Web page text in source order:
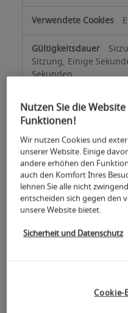
Sitzung, Einige
Sekunden
JSESSIONID
Nutzen Sie die
Funktionen!
Wir nutzen Cookies und
unserer Website. Einige
andere erhöhen den
auch den Komfort Ihres
lehnen Sie alle nicht
entscheiden sich gegen den
unsere Website bietet.
Sicherheit und Datenschutz
Cookie-